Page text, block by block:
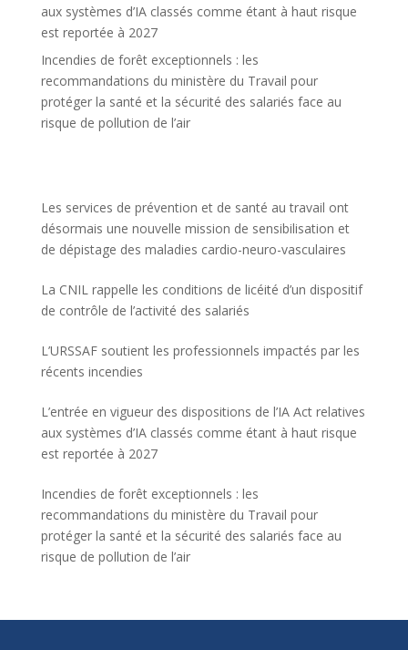
aux systèmes d’IA classés comme étant à haut risque
est reportée à 2027
Incendies de forêt exceptionnels : les
recommandations du ministère du Travail pour
protéger la santé et la sécurité des salariés face au
risque de pollution de l’air
Les services de prévention et de santé au travail ont
désormais une nouvelle mission de sensibilisation et
de dépistage des maladies cardio-neuro-vasculaires
La CNIL rappelle les conditions de licéité d’un dispositif
de contrôle de l’activité des salariés
L’URSSAF soutient les professionnels impactés par les
récents incendies
L’entrée en vigueur des dispositions de l’IA Act relatives
aux systèmes d’IA classés comme étant à haut risque
est reportée à 2027
Incendies de forêt exceptionnels : les
recommandations du ministère du Travail pour
protéger la santé et la sécurité des salariés face au
risque de pollution de l’air